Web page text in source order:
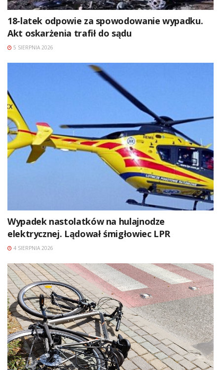
18-latek odpowie za spowodowanie wypadku.
Akt oskarżenia trafił do sądu
5 SIERPNIA 2026
Wypadek nastolatków na hulajnodze
elektrycznej. Lądował śmigłowiec LPR
4 SIERPNIA 2026